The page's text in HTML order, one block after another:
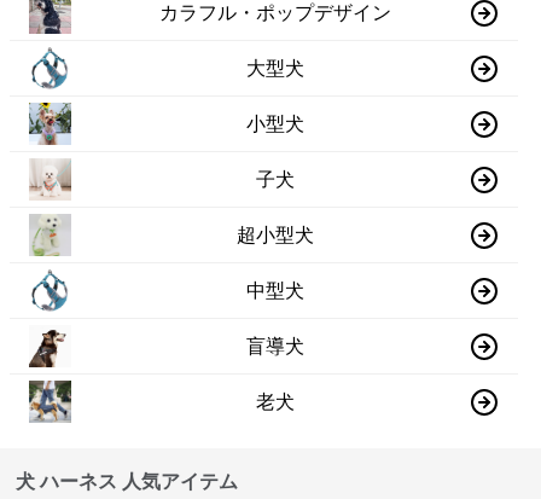
カラフル・ポップデザイン
大型犬
小型犬
子犬
超小型犬
中型犬
盲導犬
老犬
犬 ハーネス 人気アイテム